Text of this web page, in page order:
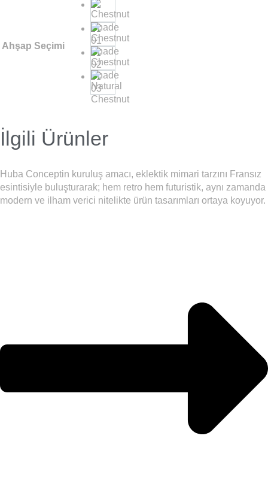
Ahşap Seçimi
İlgili Ürünler
Huba Conceptin kuruluş amacı, eklektik mimari tarzını Fransız
esintisiyle buluşturarak; hem retro hem futuristik, aynı zamanda
modern ve ilham verici nitelikte ürün tasarımları ortaya koyuyor.